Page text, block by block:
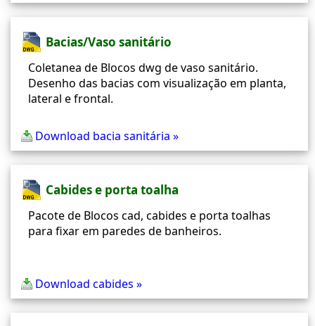
Bacias/Vaso sanitário
Coletanea de Blocos dwg de vaso sanitário.
Desenho das bacias com visualização em planta,
lateral e frontal.
Download bacia sanitária »
Cabides e porta toalha
Pacote de Blocos cad, cabides e porta toalhas
para fixar em paredes de banheiros.
Download cabides »